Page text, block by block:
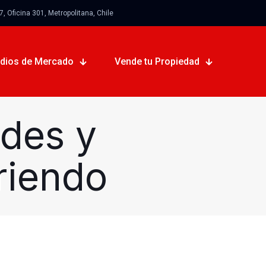
Oficina 301, Metropolitana, Chile
de Mercado Vende tu Propiedad
y